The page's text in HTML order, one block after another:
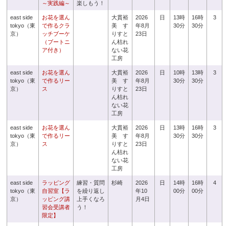
～実践編～
楽しもう！
east side
tokyo（東
京）
お花を選ん
で作るクラ
ッチブーケ
（ブートニ
ア付き）
大貫裕
美 す
りすと
ん枯れ
ない花
工房
2026
年8月
23日
日
13時
30分
16時
30分
3
east side
tokyo（東
京）
お花を選ん
で作るリー
ス
大貫裕
美 す
りすと
ん枯れ
ない花
工房
2026
年8月
23日
日
10時
30分
13時
30分
3
east side
tokyo（東
京）
お花を選ん
で作るリー
ス
大貫裕
美 す
りすと
ん枯れ
ない花
工房
2026
年8月
23日
日
13時
30分
16時
30分
3
east side
tokyo（東
京）
ラッピング
自習室【ラ
ッピング講
習会受講者
限定】
練習・質問
を繰り返し
上手くなろ
う！
杉崎
2026
年10
月4日
日
14時
00分
16時
00分
4